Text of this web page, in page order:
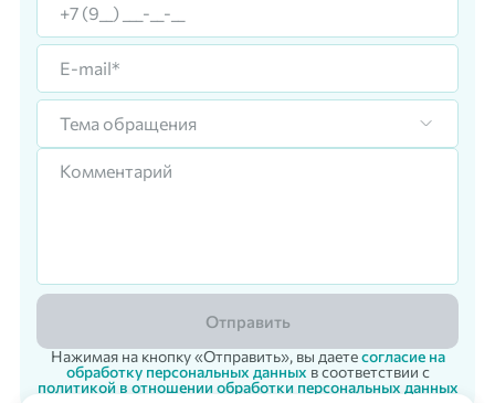
Тема обращения
Отправить
Нажимая на кнопку «Отправить», вы даетесогласие на
обработку персональных данных в соответствии с
политикой в отношении обработки персональных данных